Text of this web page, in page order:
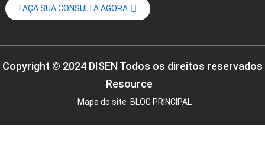
FAÇA SUA CONSULTA AGORA
Copyright © 2024 DISEN Todos os direitos reservados
Resource
Mapa do site BLOG PRINCIPAL